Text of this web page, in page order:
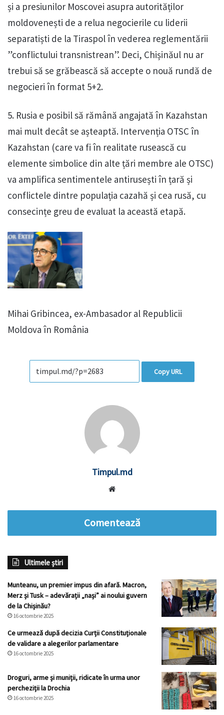
și a presiunilor Moscovei asupra autorităților
moldovenești de a relua negocierile cu liderii
separatiști de la Tiraspol în vederea reglementării
”conflictului transnistrean”. Deci, Chișinăul nu ar
trebui să se grăbească să accepte o nouă rundă de
negocieri în format 5+2.
5. Rusia e posibil să rămână angajată în Kazahstan
mai mult decât se așteaptă. Intervenția OTSC în
Kazahstan (care va fi în realitate rusească cu
elemente simbolice din alte țări membre ale OTSC)
va amplifica sentimentele antirusești în țară și
conflictele dintre populația cazahă și cea rusă, cu
consecințe greu de evaluat la această etapă.
Mihai Gribincea, ex-Ambasador al Republicii
Moldova în România
Copy URL
Timpul.md
Comentează
Ultimele știri
Munteanu, un premier impus din afară. Macron,
Merz și Tusk – adevărații „nași” ai noului guvern
de la Chișinău?
16 octombrie 2025
Ce urmează după decizia Curții Constituționale
de validare a alegerilor parlamentare
16 octombrie 2025
Droguri, arme și muniții, ridicate în urma unor
percheziții la Drochia
16 octombrie 2025